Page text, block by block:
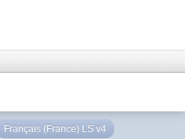
Français (France) LS v4